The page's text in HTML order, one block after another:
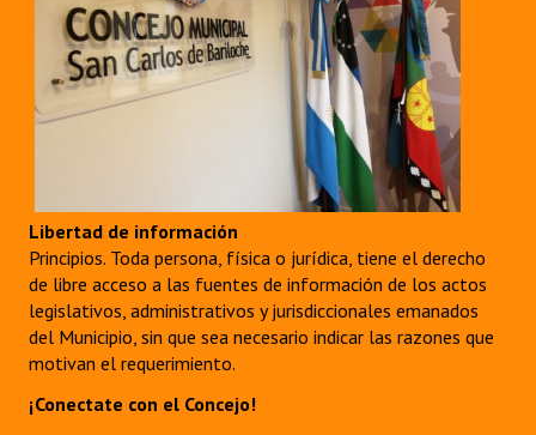
Libertad de información
Principios. Toda persona, física o jurídica, tiene el derecho
de libre acceso a las fuentes de información de los actos
legislativos, administrativos y jurisdiccionales emanados
del Municipio, sin que sea necesario indicar las razones que
motivan el requerimiento.
¡Conectate con el Concejo!